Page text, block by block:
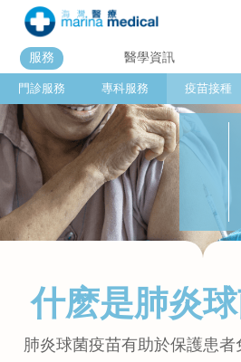
服務 醫學資訊
門診服務 專科服務 疫苗接種
什麽是肺炎
肺炎球菌疫苗有助於保護患者